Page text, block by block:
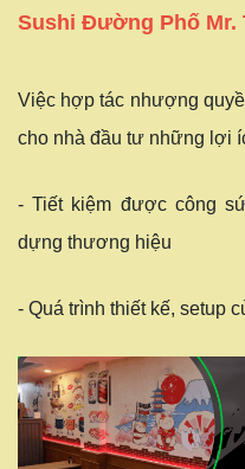
Sushi Đường Phố Mr.
Việc hợp tác nhượng
cho nhà đầu tư những lợi
- Tiết kiệm được công
dựng thương hiệu
- Quá trình thiết kế, setup